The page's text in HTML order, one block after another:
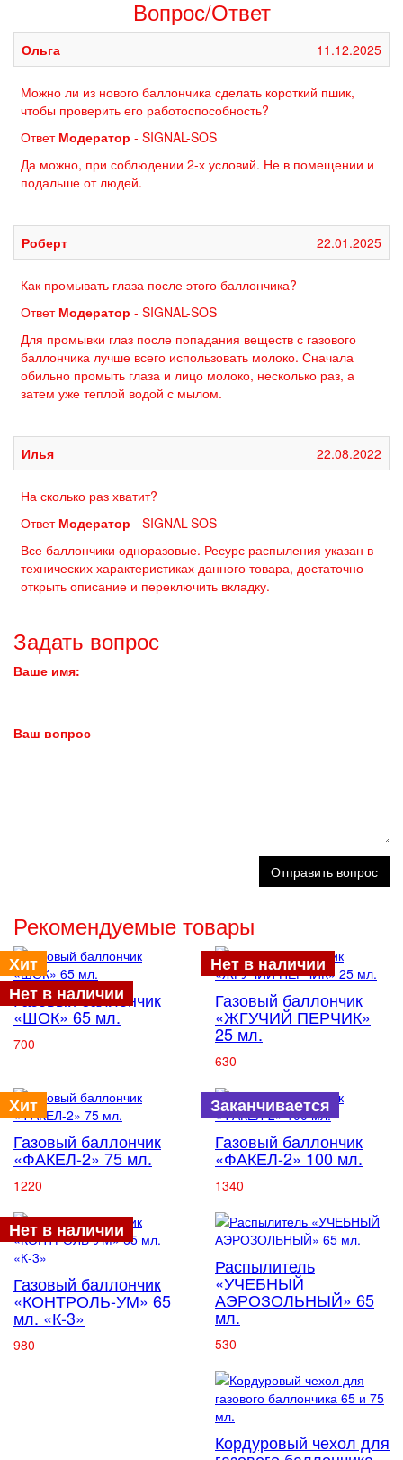
Расход в секунду (гр/сек)
4,5
Обьем баллончика (типоразмер)
65
Масса жидкого состава (мл)
50
БАМы, картриджи, резьбовые патроны
Ветроустойчивость (м./сек.)
низкая
Морозостойкость
Действующее вещество
OC
Концентрация веществ
ОС - 0,39% =
Вопрос/Ответ
Ольга 11.12.2025
Можно ли из нового баллончика сделать короткий пшик,
чтобы проверить его работоспособность?
Ответ Модератор - SIGNAL-SOS
Да можно, при соблюдении 2-х условий. Не в помещении и
подальше от людей.
Роберт 22.01.2025
Как промывать глаза после этого баллончика?
Ответ Модератор - SIGNAL-SOS
Для промывки глаз после попадания веществ с газового
баллончика лучше всего использовать молоко. Сначала
обильно промыть глаза и лицо молоко, несколько раз, а
затем уже теплой водой с мылом.
Илья 22.08.2022
На сколько раз хватит?
Ответ Модератор - SIGNAL-SOS
Все баллончики одноразовые. Ресурс распыления указан в
технических характеристиках данного товара, достаточно
открыть описание и переключить вкладку.
Задать вопрос
Ваше имя:
Ваш вопрос
Отправить вопрос
Рекомендуемые товары
Хит
Нет в наличии
Газовый баллончик
«ШОК» 65 мл.
700
Нет в наличии
Газовый баллончик
«ЖГУЧИЙ ПЕРЧИК»
25 мл.
630
Хит
Газовый баллончик
«ФАКЕЛ-2» 75 мл.
1220
Заканчивается
Газовый баллончик
«ФАКЕЛ-2» 100 мл.
1340
Нет в наличии
Газовый баллончик
«КОНТРОЛЬ-УМ» 65
мл. «К-3»
980
Распылитель
«УЧЕБНЫЙ
АЭРОЗОЛЬНЫЙ» 65
мл.
530
Кордуровый чехол для